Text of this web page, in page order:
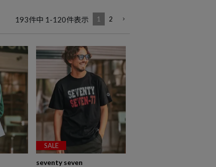
193件中 1 -120件表示 1 2
SALE
seventy seven